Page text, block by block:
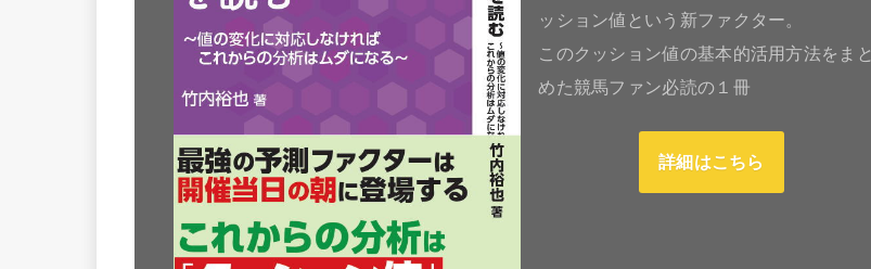
ッション値という新ファクター。
このクッション値の基本的活用方法をまと
めた競馬ファン必読の１冊
詳細はこちら